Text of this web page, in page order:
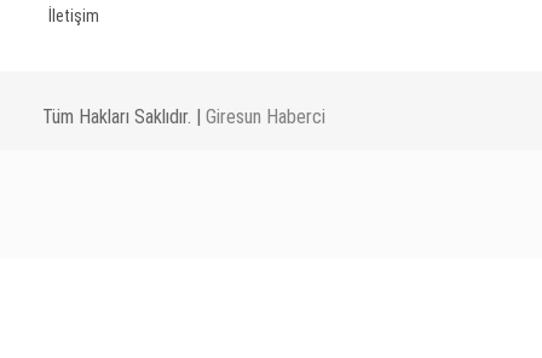
İletişim
Tüm Hakları Saklıdır. | Giresun Haberci